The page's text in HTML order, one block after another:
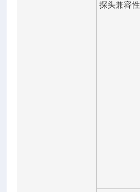
探头兼容性